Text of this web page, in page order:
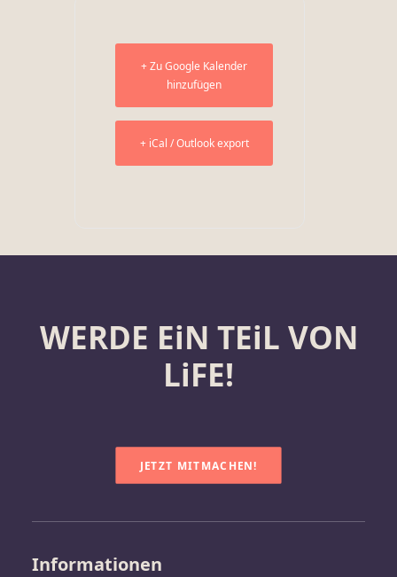
+ Zu Google Kalender
hinzufügen
+ iCal / Outlook export
WERDE EiN TEiL VON
LiFE!
JETZT MITMACHEN!
Informationen